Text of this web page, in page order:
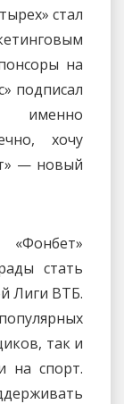
стал
на
подписал
именно
хочу
— новый
стать
Лиги ВТБ.
так и
на спорт.